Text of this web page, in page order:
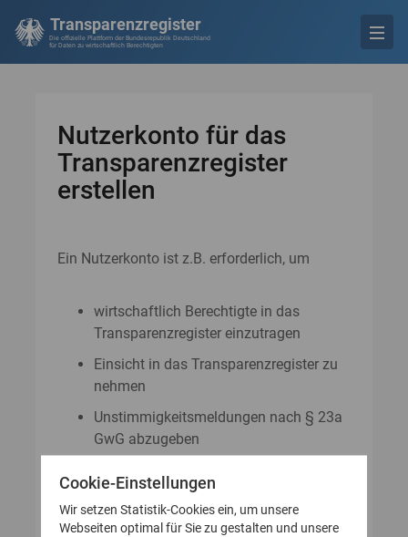
Transparenzregister
Die offizielle Plattform der Bundesrepublik Deutschland
für Daten zu wirtschaftlich Berechtigten
Nutzerkonto für das
Transparenzregister
erstellen
Ein Nutzerkonto ist z.B. erforderlich, um
wirtschaftlich Berechtigte in das
Transparenzregister einzutragen
Einsicht in das Transparenzregister zu
nehmen
Unstimmigkeitsmeldungen nach § 23a
GwG abzugeben
GwG zu stellen
Cookie-Einstellungen
Wir setzen Statistik-Cookies ein, um unsere
Webseiten optimal für Sie zu gestalten und unsere